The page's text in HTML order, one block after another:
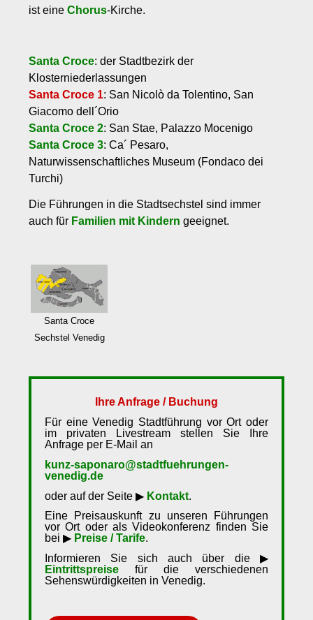
ist eine Chorus-Kirche.
Santa Croce: der Stadtbezirk der
Klosterniederlassungen
Santa Croce 1: San Nicolò da Tolentino, San
Giacomo dell´Orio
Santa Croce 2: San Stae, Palazzo Mocenigo
Santa Croce 3: Ca´ Pesaro,
Naturwissenschaftliches Museum (Fondaco dei
Turchi)
Die Führungen in die Stadtsechstel sind immer
auch für Familien mit Kindern geeignet.
Santa Croce
Sechstel Venedig
Ihre Anfrage / Buchung
Für eine Venedig Stadtführung vor Ort oder
im privaten Livestream stellen Sie Ihre
Anfrage per E-Mail an
kunz-saponaro@stadtfuehrungen-
venedig.de
oder auf der Seite ▶ Kontakt.
Eine Preisauskunft zu unseren Führungen
vor Ort oder als Videokonferenz finden Sie
bei ▶ Preise / Tarife.
Informieren Sie sich auch über die ▶
Eintrittspreisefür die verschiedenen
Sehenswürdigkeiten in Venedig.